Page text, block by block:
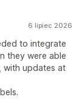
6 lipiec 2026
to integrate
they were able
with updates at